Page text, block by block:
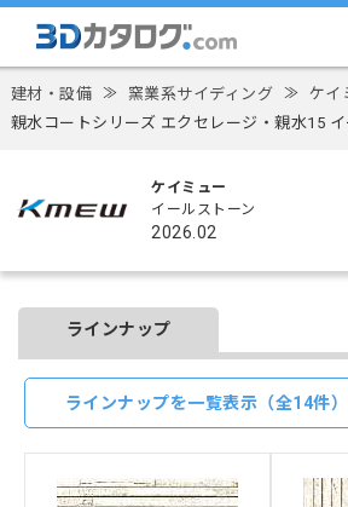
建材・設備 ≫ 窯業系サイディング ≫ ケイ
親水コートシリーズ エクセレージ・親水15
ケイミュー
イールストーン
2026.02
ラインナップ
ラインナップを一覧表示（全14件）